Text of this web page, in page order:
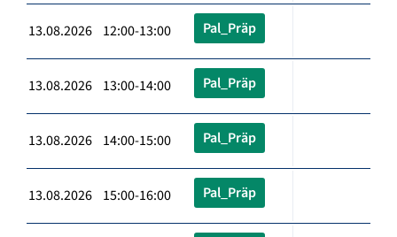
13.08.2026 12:00-13:00 Pal_Präp
13.08.2026 13:00-14:00 Pal_Präp
13.08.2026 14:00-15:00 Pal_Präp
13.08.2026 15:00-16:00 Pal_Präp